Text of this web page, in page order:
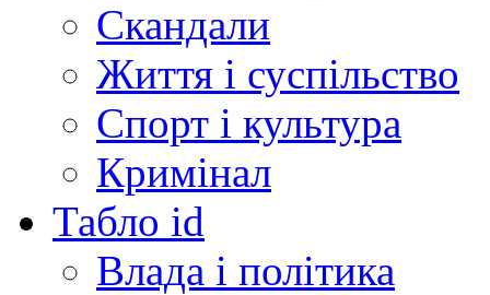
Скандали
Життя і суспільство
Спорт і культура
Кримінал
Табло id
Влада і політика